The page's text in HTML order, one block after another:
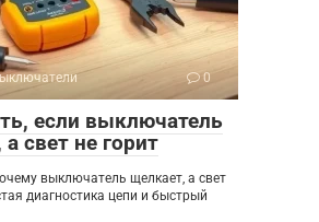
0
если выключатель
свет не горит
выключатель щелкает, а свет
диагностика цепи и быстрый